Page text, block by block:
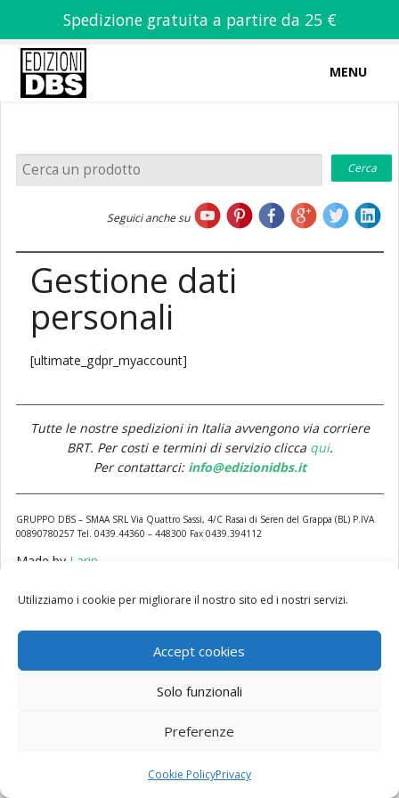
Spedizione gratuita a partire da 25 €
Utilizziamo i cookie per migliorare il nostro sito ed i nostri servizi.
Accept cookies
Solo funzionali
Preferenze
Cookie PolicyPrivacy
MENU
Home
Libri
Eventi
Seguici anche su
Gestione dati
personali
[ultimate_gdpr_myaccount]
Tutte le nostre spedizioni in Italia avvengono via corriere
BRT. Per costi e termini di servizio clicca qui.
Per contattarci: info@edizionidbs.it
GRUPPO DBS – SMAA SRL Via Quattro Sassi, 4/C Rasai di Seren del Grappa (BL) P.IVA
00890780257 Tel. 0439.44360 – 448300 Fax 0439.394112
Made by Larin
Privacy Cookie policy Termini di servizio Contatti